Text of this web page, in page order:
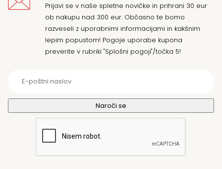
Prijavi se v naše spletne novičke in prihrani 30 eur
ob nakupu nad 300 eur. Občasno te bomo
razveseli z uporabnimi informacijami in kakšnim
lepim popustom! Pogoje uporabe kupona
preverite v rubriki "Splošni pogoji"/točka 5!